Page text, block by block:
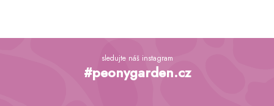
Z
sledujte náš instagram
#peonygarden.cz